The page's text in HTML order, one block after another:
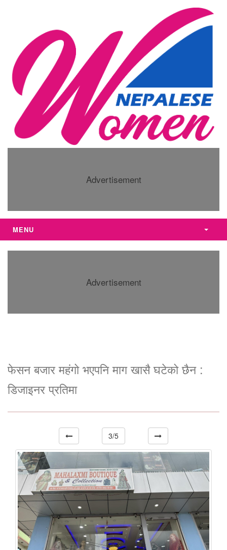
Advertisement
MENU
Advertisement
फेसन बजार महंगो भएपनि माग खासै घटेको छैन :
डिजाइनर प्रतिमा
3/5